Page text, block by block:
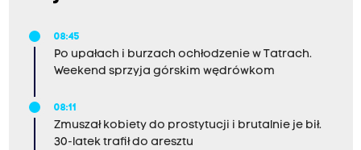
08:45
Po upałach i burzach ochłodzenie w Tatrach.
Weekend sprzyja górskim wędrówkom
08:11
Zmuszał kobiety do prostytucji i brutalnie je bił.
30-latek trafił do aresztu